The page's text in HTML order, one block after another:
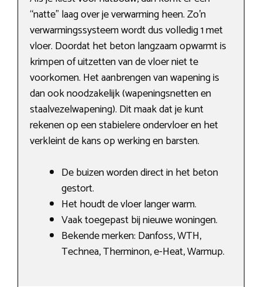
“natte” laag over je verwarming heen. Zo’n
verwarmingssysteem wordt dus volledig 1 met
vloer. Doordat het beton langzaam opwarmt is
krimpen of uitzetten van de vloer niet te
voorkomen. Het aanbrengen van wapening is
dan ook noodzakelijk (wapeningsnetten en
staalvezelwapening). Dit maak dat je kunt
rekenen op een stabielere ondervloer en het
verkleint de kans op werking en barsten.
De buizen worden direct in het beton
gestort.
Het houdt de vloer langer warm.
Vaak toegepast bij nieuwe woningen.
Bekende merken: Danfoss, WTH,
Technea, Therminon, e-Heat, Warmup.